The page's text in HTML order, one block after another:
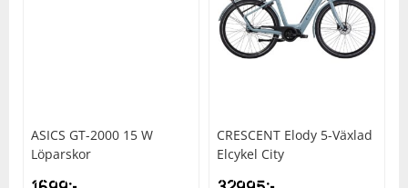
ASICS GT-2000 15 W
Löparskor
CRESCENT Elody 5-Växlad
Elcykel City